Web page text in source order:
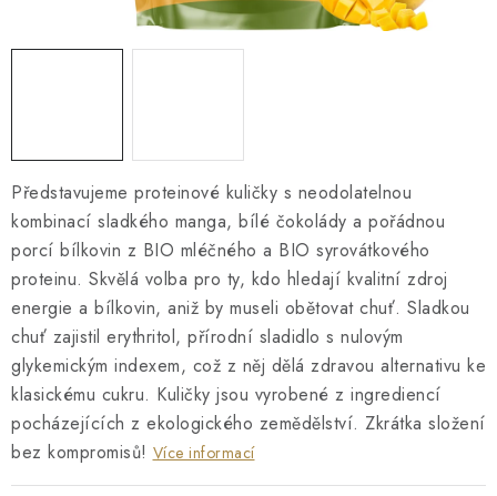
Představujeme proteinové kuličky s neodolatelnou
kombinací sladkého manga, bílé čokolády a pořádnou
porcí bílkovin z BIO mléčného a BIO syrovátkového
proteinu. Skvělá volba pro ty, kdo hledají kvalitní zdroj
energie a bílkovin, aniž by museli obětovat chuť. Sladkou
chuť zajistil erythritol, přírodní sladidlo s nulovým
glykemickým indexem, což z něj dělá zdravou alternativu ke
klasickému cukru. Kuličky jsou vyrobené z ingrediencí
pocházejících z ekologického zemědělství. Zkrátka složení
bez kompromisů! Více informací